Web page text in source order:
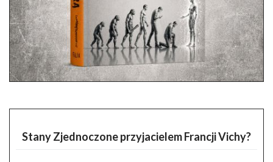
Stany Zjednoczone przyjacielem Francji Vichy?